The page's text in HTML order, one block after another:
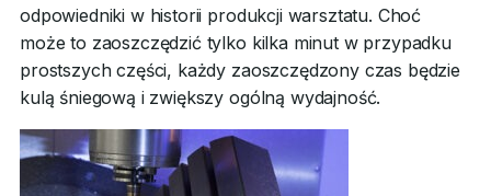
odpowiedniki w historii produkcji warsztatu. Choć
może to zaoszczędzić tylko kilka minut w przypadku
prostszych części, każdy zaoszczędzony czas będzie
kulą śniegową i zwiększy ogólną wydajność.